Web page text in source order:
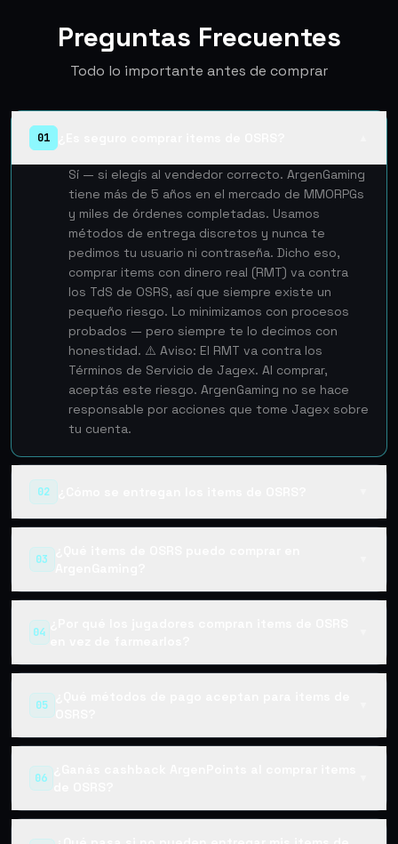
Preguntas Frecuentes
Todo lo importante antes de comprar
01
Sí — si elegís al vendedor correcto. ArgenGaming
tiene más de 5 años en el mercado de MMORPGs
y miles de órdenes completadas. Usamos
métodos de entrega discretos y nunca te
pedimos tu usuario ni contraseña. Dicho eso,
comprar items con dinero real (RMT) va contra
los TdS de OSRS, así que siempre existe un
pequeño riesgo. Lo minimizamos con procesos
probados — pero siempre te lo decimos con
honestidad. ⚠️ Aviso: El RMT va contra los
Términos de Servicio de Jagex. Al comprar,
aceptás este riesgo. ArgenGaming no se hace
responsable por acciones que tome Jagex sobre
tu cuenta.
02
03
¿Qué items de OSRS puedo comprar en
ArgenGaming?
04
¿Por qué los jugadores compran items de OSRS
en vez de farmearlos?
05
¿Qué métodos de pago aceptan para items de
OSRS?
06
¿Ganás cashback ArgenPoints al comprar items
de OSRS?